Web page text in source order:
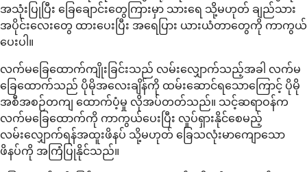
အသုံးပြုပြီး ခြေချောင်းတွေကြားမှာ သားရေ သို့မဟုတ် ချည်သား
အပိုင်းလေးတွေ ထားပေးပြီး အရေပြား ယားယံတာတွေကို ကာကွယ်
ပေးပါ။
လက်မခြေထောက်ကျိုးခြင်းသည် လမ်းလျှောက်သည့်အခါ လက်မ
ခြေထောက်သည် ပိုမိုအလေးချိန်ကို ထမ်းဆောင်ရသောကြောင့် ပိုမို
အစီအစဉ်တကျ ထောက်ပံ့မှု လိုအပ်တတ်သည်။ သင့်ဆရာဝန်က
လက်မခြေထောက်ကို ကာကွယ်ပေးပြီး လှုပ်ရှားနိုင်စေမည့်
လမ်းလျှောက်ရန်အထူးဖိနပ် သို့မဟုတ် ခြေသလုံးမာကျောသော
ဖိနပ်ကို အကြံပြုနိုင်သည်။